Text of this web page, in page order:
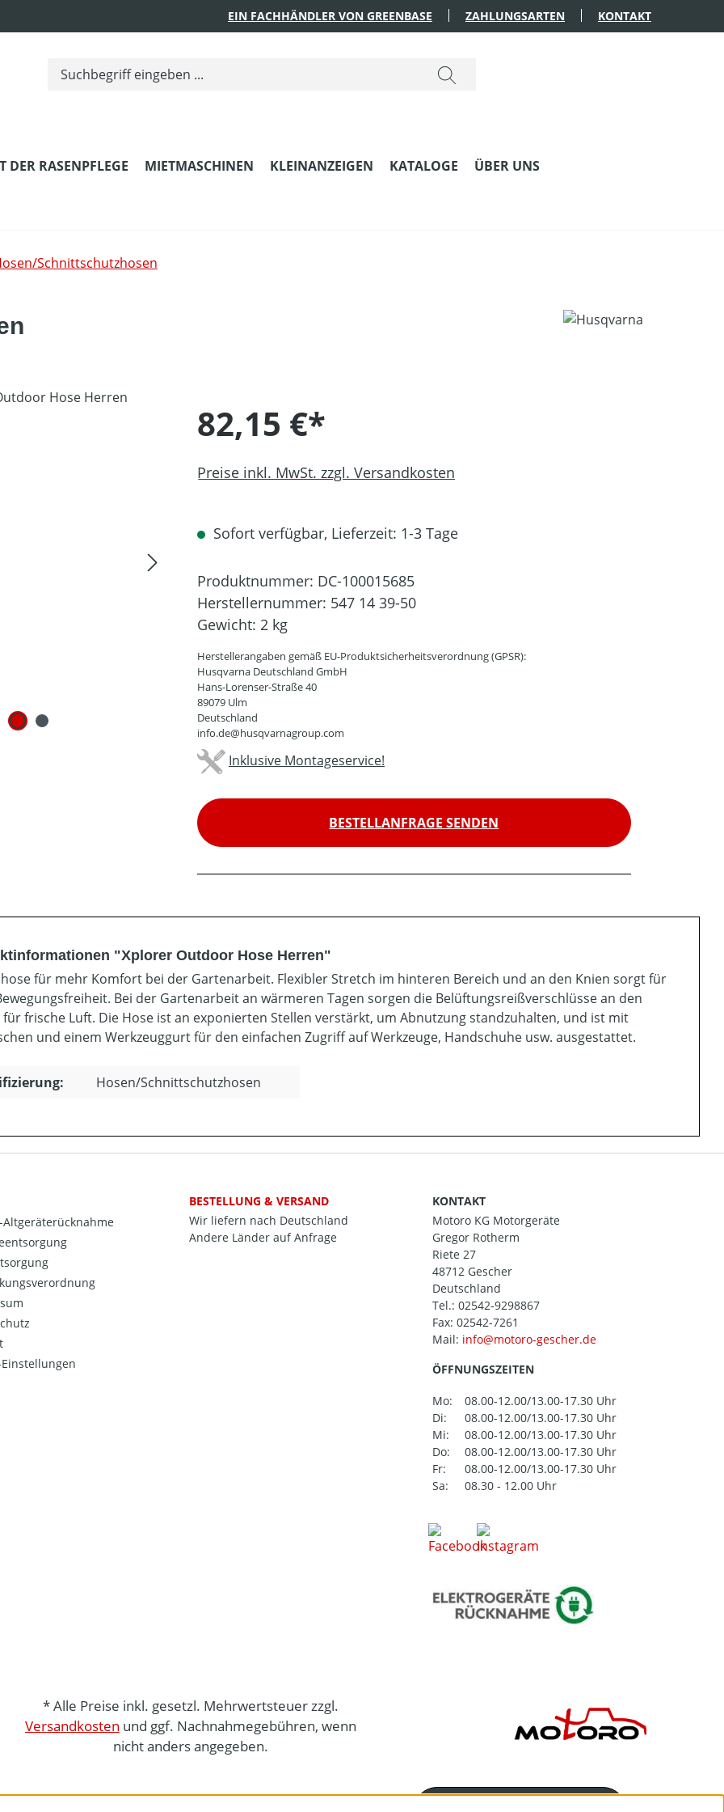
EIN FACHHÄNDLER VON GREENBASE ZAHLUNGSARTEN KONTAKT
DER RASENPFLEGE MIETMASCHINEN KLEINANZEIGEN KATALOGE ÜBER UNS
Schnittschutzhosen
82,15 €*
Preise inkl. MwSt. zzgl. Versandkosten
Sofort verfügbar, Lieferzeit: 1-3 Tage
Produktnummer: DC-100015685
Herstellernummer: 547 14 39-50
Gewicht: 2 kg
Herstellerangaben gemäß EU-Produktsicherheitsverordnung (GPSR):
Husqvarna Deutschland GmbH
Hans-Lorenser-Straße 40
89079 Ulm
Deutschland
info.de@husqvarnagroup.com
Inklusive Montageservice!
BESTELLANFRAGE SENDEN
"Xplorer Outdoor Hose Herren"
für mehr Komfort bei der Gartenarbeit. Flexibler Stretch im hinteren Bereich und an den Knien sorgt für
Bei der Gartenarbeit an wärmeren Tagen sorgen die Belüftungsreißverschlüsse an den
für frische Luft. Die Hose ist an exponierten Stellen verstärkt, um Abnutzung standzuhalten, und ist mit
und einem Werkzeuggurt für den einfachen Zugriff auf Werkzeuge, Handschuhe usw. ausgestattet.
Hosen/Schnittschutzhosen
Altgeräterücknahme
Einstellungen
BESTELLUNG & VERSAND
Wir liefern nach Deutschland
Andere Länder auf Anfrage
KONTAKT
Motoro KG Motorgeräte
Gregor Rotherm
Riete 27
48712 Gescher
Deutschland
Tel.: 02542-9298867
Fax: 02542-7261
Mail:
ÖFFNUNGSZEITEN
Mo:
08.00-12.00/13.00-17.30 Uhr
Di:
08.00-12.00/13.00-17.30 Uhr
Mi:
08.00-12.00/13.00-17.30 Uhr
Do:
08.00-12.00/13.00-17.30 Uhr
Fr:
08.00-12.00/13.00-17.30 Uhr
Sa:
08.30 - 12.00 Uhr
* Alle Preise inkl. gesetzl. Mehrwertsteuer zzgl.
Versandkosten und ggf. Nachnahmegebühren, wenn
nicht anders angegeben.